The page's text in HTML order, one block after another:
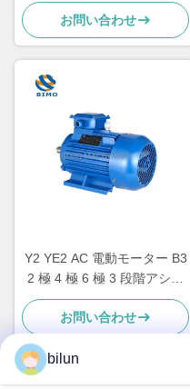
ー
お問い合わせ
Y2 YE2 AC 電動モーター B3
2 極 4 極 6 極 3 段階アシン
クロンインダクションモータ
ー
お問い合わせ
bilun